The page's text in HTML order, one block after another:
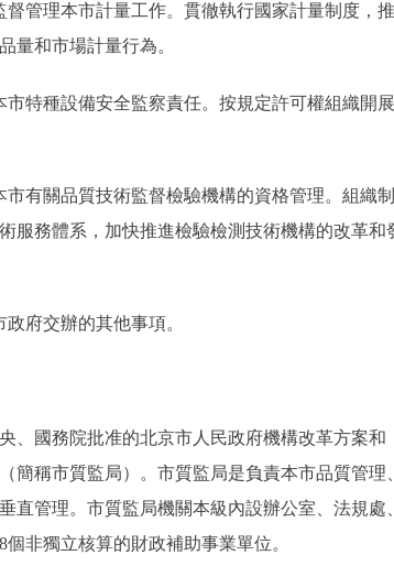
理本市計量工作。貫徹執行國家計量制度，
量和市場計量行為。
種設備安全監察責任。按規定許可權組織開
關品質技術監督檢驗機構的資格管理。組織制
服務體系，加快推進檢驗檢測技術機構的改革
府交辦的其他事項。
國務院批准的北京市人民政府機構改革方案和
簡稱市質監局）。市質監局是負責本市品質管
直管理。市質監局機關本級內設辦公室、法規
非獨立核算的財政補助事業單位。